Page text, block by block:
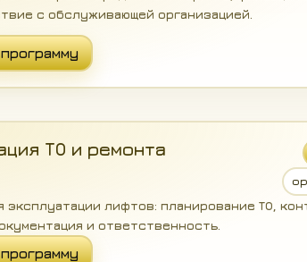
с обслуживающей организацией.
ТО и ремонта
эксплуатации лифтов: планирование ТО,
и ответственность.